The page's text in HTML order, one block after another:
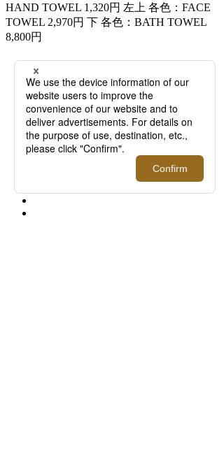
HAND TOWEL 1,320円​ 左上 各色：FACE
TOWEL 2,970円​ 下 各色：BATH TOWEL
8,800円